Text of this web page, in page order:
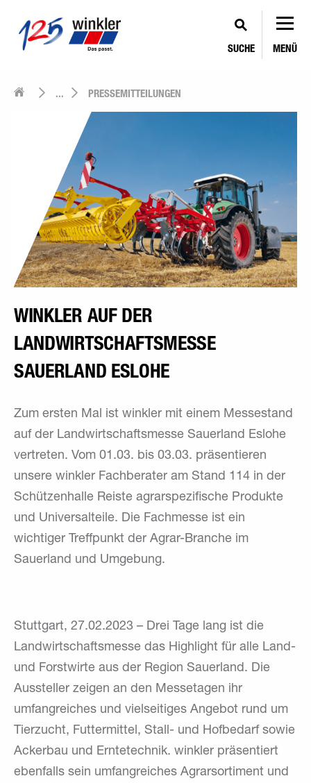
SUCHE MENÜ
... PRESSEMITTEILUNGEN
WINKLER AUF DER
LANDWIRTSCHAFTSMESSE
SAUERLAND ESLOHE
Zum ersten Mal ist winkler mit einem Messestand
auf der Landwirtschaftsmesse Sauerland Eslohe
vertreten. Vom 01.03. bis 03.03. präsentieren
unsere winkler Fachberater am Stand 114 in der
Schützenhalle Reiste agrarspezifische Produkte
und Universalteile. Die Fachmesse ist ein
wichtiger Treffpunkt der Agrar-Branche im
Sauerland und Umgebung.
Stuttgart, 27.02.2023 – Drei Tage lang ist die
Landwirtschaftsmesse das Highlight für alle Land-
und Forstwirte aus der Region Sauerland. Die
Aussteller zeigen an den Messetagen ihr
umfangreiches und vielseitiges Angebot rund um
Tierzucht, Futtermittel, Stall- und Hofbedarf sowie
Ackerbau und Erntetechnik. winkler präsentiert
ebenfalls sein umfangreiches Agrarsortiment und